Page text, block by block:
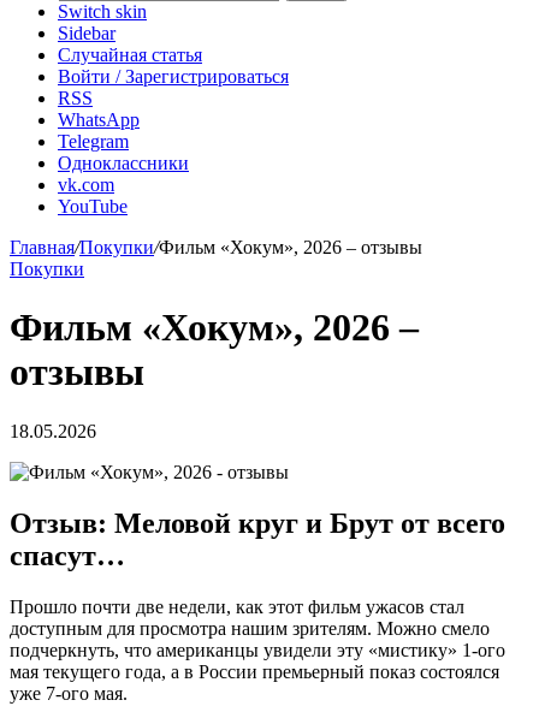
Switch skin
Sidebar
Случайная статья
Войти / Зарегистрироваться
RSS
WhatsApp
Telegram
Одноклассники
vk.com
YouTube
Главная/Покупки/Фильм «Хокум», 2026 – отзывы
Покупки
Фильм «Хокум», 2026 –
отзывы
18.05.2026
Отзыв: Меловой круг и Брут от всего
спасут…
Прошло почти две недели, как этот фильм ужасов стал
доступным для просмотра нашим зрителям. Можно смело
подчеркнуть, что американцы увидели эту «мистику» 1-ого
мая текущего года, а в России премьерный показ состоялся
уже 7-ого мая.